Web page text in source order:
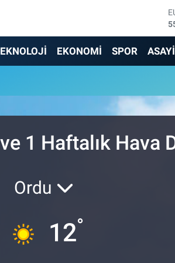
EKONOMİ SPOR
1 Haftalık Hava
Ordu
12°